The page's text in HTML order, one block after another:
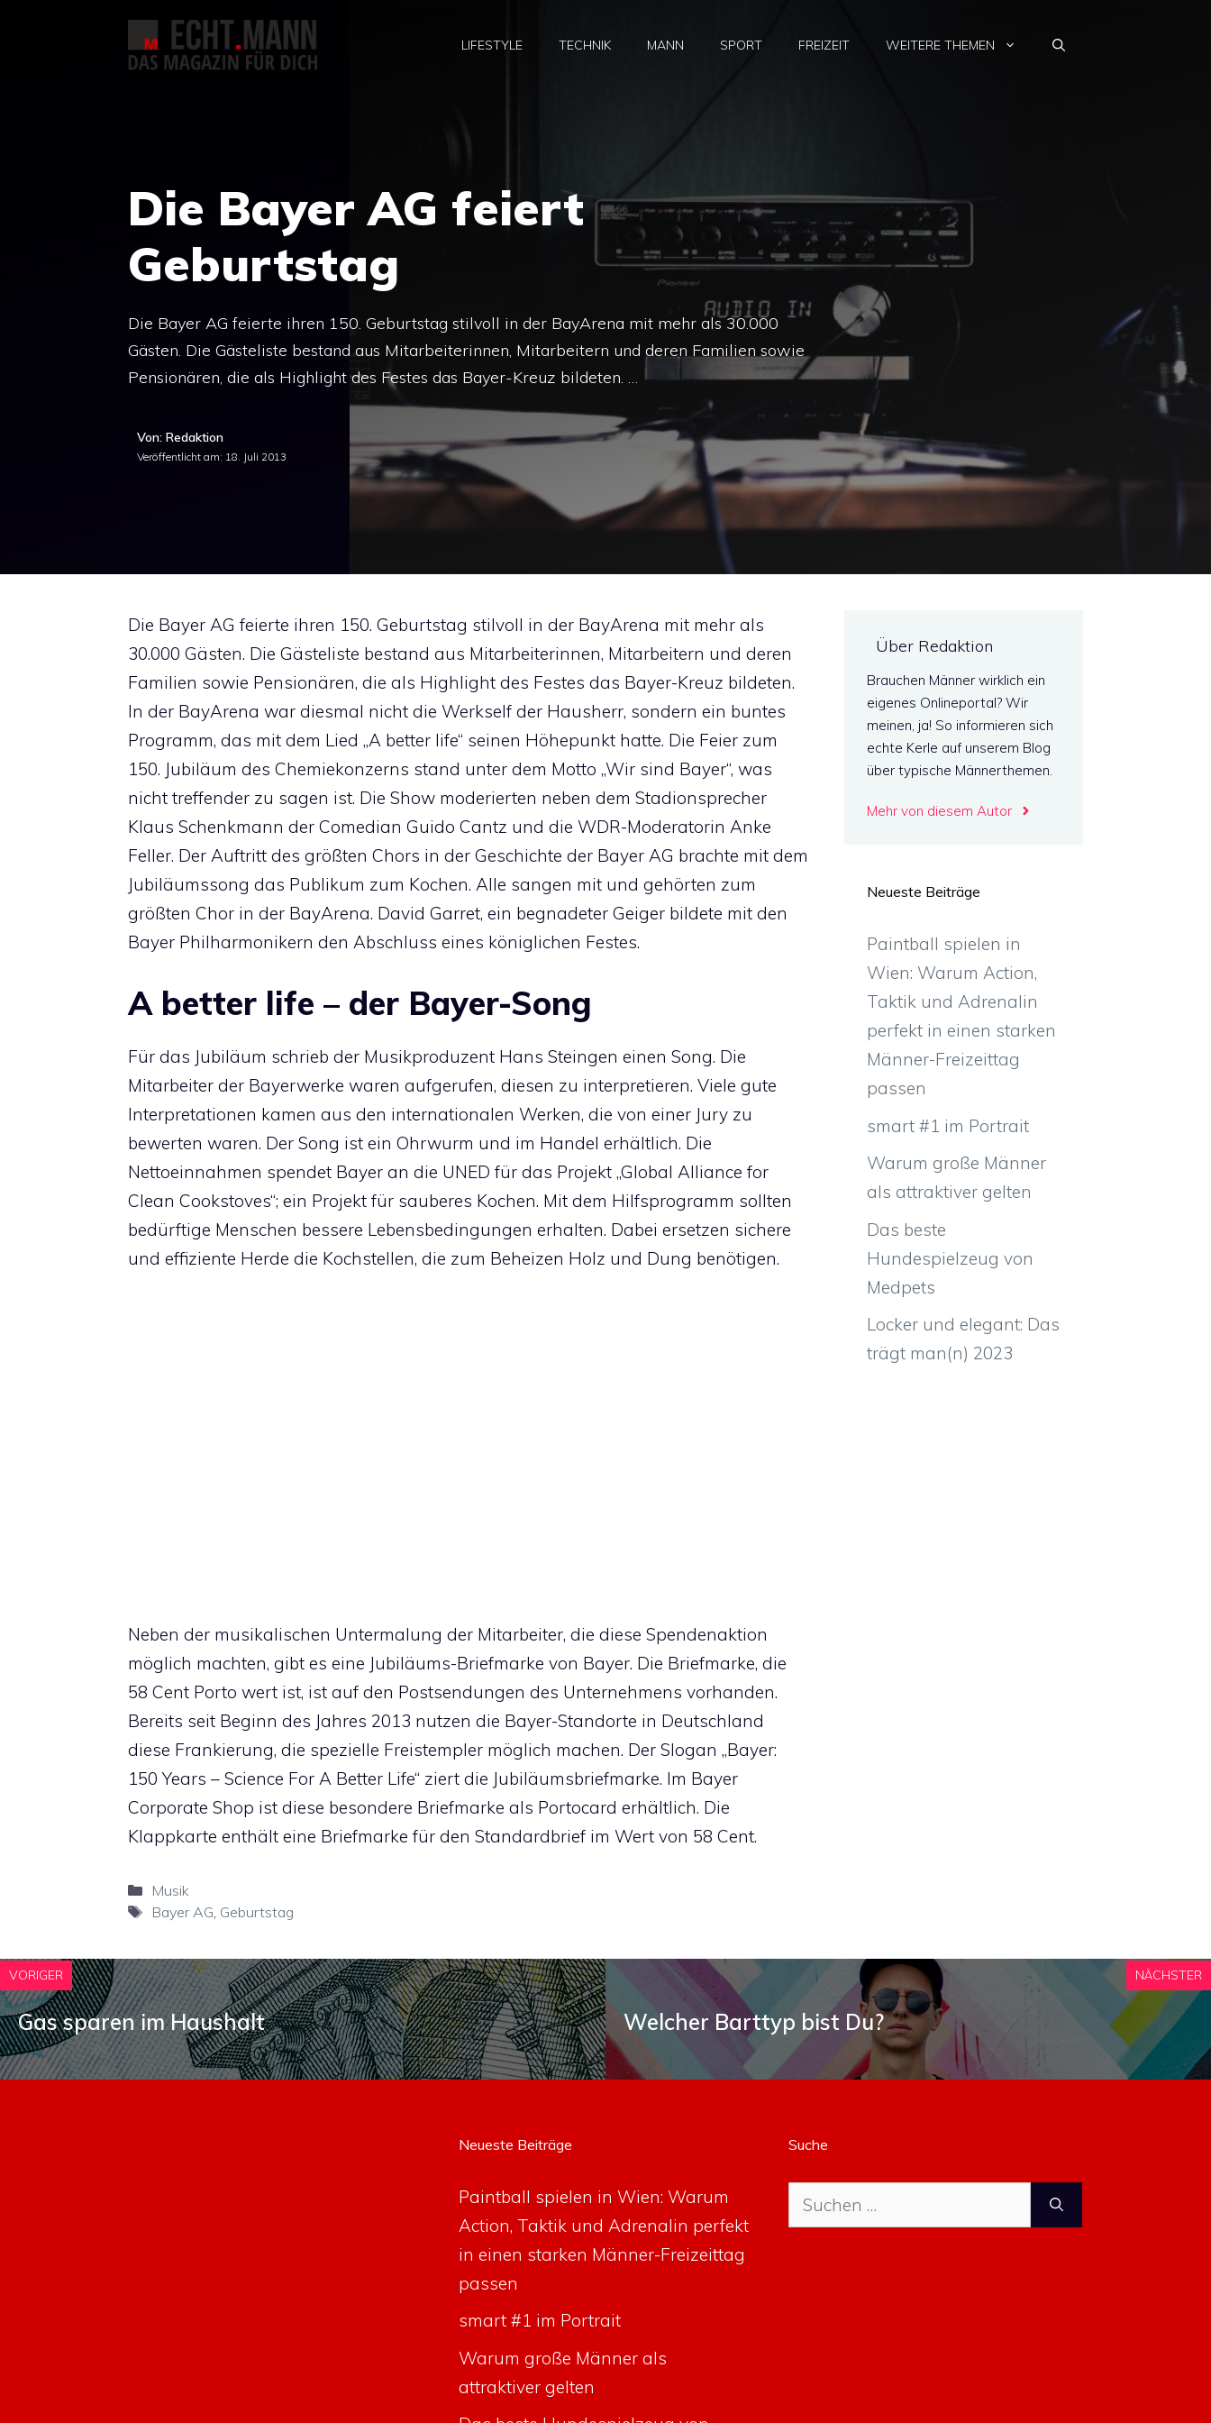
LIFESTYLE TECHNIK MANN SPORT FREIZEIT WEITERE THEMEN
Die Bayer AG feiert
Geburtstag
Die Bayer AG feierte ihren 150. Geburtstag stilvoll in der BayArena mit mehr als 30.000
Gästen. Die Gästeliste bestand aus Mitarbeiterinnen, Mitarbeitern und deren Familien sowie
Pensionären, die als Highlight des Festes das Bayer-Kreuz bildeten. …
Von: Redaktion
Veröffentlicht am: 18. Juli 2013
Die Bayer AG feierte ihren 150. Geburtstag stilvoll in der BayArena mit mehr als
30.000 Gästen. Die Gästeliste bestand aus Mitarbeiterinnen, Mitarbeitern und deren
Familien sowie Pensionären, die als Highlight des Festes das Bayer-Kreuz bildeten.
In der BayArena war diesmal nicht die Werkself der Hausherr, sondern ein buntes
Programm, das mit dem Lied „A better life“ seinen Höhepunkt hatte. Die Feier zum
150. Jubiläum des Chemiekonzerns stand unter dem Motto „Wir sind Bayer“, was
nicht treffender zu sagen ist. Die Show moderierten neben dem Stadionsprecher
Klaus Schenkmann der Comedian Guido Cantz und die WDR-Moderatorin Anke
Feller. Der Auftritt des größten Chors in der Geschichte der Bayer AG brachte mit dem
Jubiläumssong das Publikum zum Kochen. Alle sangen mit und gehörten zum
größten Chor in der BayArena. David Garret, ein begnadeter Geiger bildete mit den
Bayer Philharmonikern den Abschluss eines königlichen Festes.
A better life – der Bayer-Song
Für das Jubiläum schrieb der Musikproduzent Hans Steingen einen Song. Die
Mitarbeiter der Bayerwerke waren aufgerufen, diesen zu interpretieren. Viele gute
Interpretationen kamen aus den internationalen Werken, die von einer Jury zu
bewerten waren. Der Song ist ein Ohrwurm und im Handel erhältlich. Die
Nettoeinnahmen spendet Bayer an die UNED für das Projekt „Global Alliance for
Clean Cookstoves“; ein Projekt für sauberes Kochen. Mit dem Hilfsprogramm sollten
bedürftige Menschen bessere Lebensbedingungen erhalten. Dabei ersetzen sichere
und effiziente Herde die Kochstellen, die zum Beheizen Holz und Dung benötigen.
Neben der musikalischen Untermalung der Mitarbeiter, die diese Spendenaktion
möglich machten, gibt es eine Jubiläums-Briefmarke von Bayer. Die Briefmarke, die
58 Cent Porto wert ist, ist auf den Postsendungen des Unternehmens vorhanden.
Bereits seit Beginn des Jahres 2013 nutzen die Bayer-Standorte in Deutschland
diese Frankierung, die spezielle Freistempler möglich machen. Der Slogan „Bayer:
150 Years – Science For A Better Life“ ziert die Jubiläumsbriefmarke. Im Bayer
Corporate Shop ist diese besondere Briefmarke als Portocard erhältlich. Die
Klappkarte enthält eine Briefmarke für den Standardbrief im Wert von 58 Cent.
Kategorien
Musik
Schlagwörter
Bayer AG Geburtstag
Über Redaktion
Brauchen Männer wirklich ein
eigenes Onlineportal? Wir
meinen, ja! So informieren sich
echte Kerle auf unserem Blog
über typische Männerthemen.
Mehr von diesem Autor
Neueste Beiträge
Paintball spielen in
Wien: Warum Action,
Taktik und Adrenalin
perfekt in einen starken
Männer-Freizeittag
passen
smart #1 im Portrait
Warum große Männer
als attraktiver gelten
Das beste
Hundespielzeug von
Medpets
Locker und elegant: Das
trägt man(n) 2023
VORIGER
Gas sparen im Haushalt
NÄCHSTER
Welcher Barttyp bist Du?
Neueste Beiträge
Paintball spielen in Wien: Warum
Action, Taktik und Adrenalin perfekt
in einen starken Männer-Freizeittag
passen
smart #1 im Portrait
Warum große Männer als
attraktiver gelten
Suche
Suche
nach: